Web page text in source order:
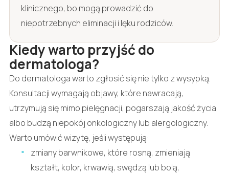
klinicznego, bo mogą prowadzić do
niepotrzebnych eliminacji i lęku rodziców.
Kiedy warto przyjść do
dermatologa?
Do dermatologa warto zgłosić się nie tylko z wysypką.
Konsultacji wymagają objawy, które nawracają,
utrzymują się mimo pielęgnacji, pogarszają jakość życia
albo budzą niepokój onkologiczny lub alergologiczny.
Warto umówić wizytę, jeśli występują:
zmiany barwnikowe, które rosną, zmieniają
kształt, kolor, krwawią, swędzą lub bolą,